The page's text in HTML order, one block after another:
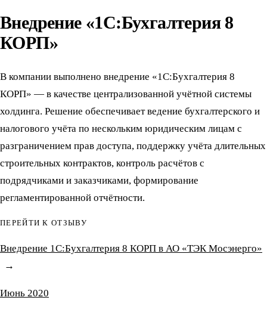
Внедрение «1С:Бухгалтерия 8
КОРП»
В компании выполнено внедрение «1С:Бухгалтерия 8
КОРП» — в качестве централизованной учётной системы
холдинга. Решение обеспечивает ведение бухгалтерского и
налогового учёта по нескольким юридическим лицам с
разграничением прав доступа, поддержку учёта длительных
строительных контрактов, контроль расчётов с
подрядчиками и заказчиками, формирование
регламентированной отчётности.
ПЕРЕЙТИ К ОТЗЫВУ
Внедрение 1С:Бухгалтерия 8 КОРП в АО «ТЭК Мосэнерго»
Июнь 2020